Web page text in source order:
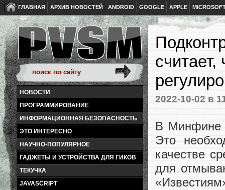
ГЛАВНАЯ АРХИВ НОВОСТЕЙ ANDROID GOOGLE APPLE
НОВОСТИ
ПРОГРАММИРОВАНИЕ
ИНФОРМАЦИОННАЯ БЕЗОПАСНОСТЬ
ЭТО ИНТЕРЕСНО
НАУЧНО-ПОПУЛЯРНОЕ
ГАДЖЕТЫ И УСТРОЙСТВА ДЛЯ ГИКОВ
ТЕКУЧКА
JAVASCRIPT
2022-10-02 в
В Минфине
Это
качестве
для